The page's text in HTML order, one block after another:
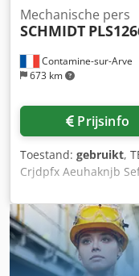
Contamine-sur-Arve
673 km
Mechanische pers
SCHMIDT
Prijsinfo
Toestand: gebruikt,
Crjdpfx Aeuhaknjb